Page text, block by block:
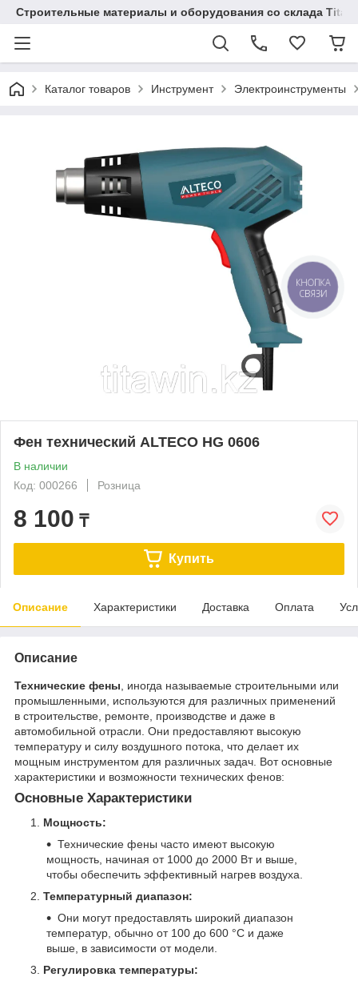
Строительные материалы и оборудования со склада
Каталог товаров Инструмент Электроинструменты
Фен технический ALTECO HG 0606
В наличии
Код: 000266
Розница
8 100 ₸
Купить
Описание Характеристики Доставка Оплата
Описание
Технические фены , иногда называемые строительными или
промышленными, используются для различных применений
в строительстве, ремонте, производстве и даже в
автомобильной отрасли. Они предоставляют высокую
температуру и силу воздушного потока, что делает их
мощным инструментом для различных задач. Вот основные
характеристики и возможности технических фенов:
Основные Характеристики
Мощность:
Технические фены часто имеют высокую
мощность, начиная от 1000 до 2000 Вт и выше,
чтобы обеспечить эффективный нагрев воздуха.
Температурный диапазон:
Они могут предоставлять широкий диапазон
температур, обычно от 100 до 600 °C и даже
выше, в зависимости от модели.
Регулировка температуры:
КНОПКА
СВЯЗИ